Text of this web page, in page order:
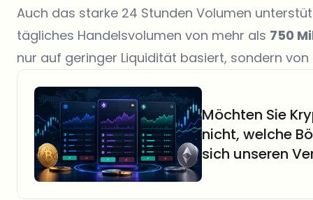
Auch das starke 24 Stunden Volumen
tägliches Handelsvolumen von mehr als 750
nur auf geringer Liquidität basiert, sondern
Möchten Sie
nicht, welche
sich unseren